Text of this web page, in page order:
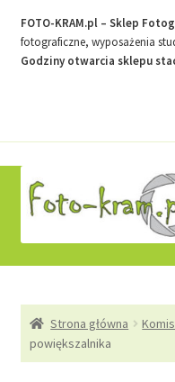
FOTO-KRAM.pl – Sklep
fotograficzne, wyposażenia
Godziny otwarcia sklepu
do
nawigacji
do
treści
Kontakt
Strona główna Komis
powiększalnika